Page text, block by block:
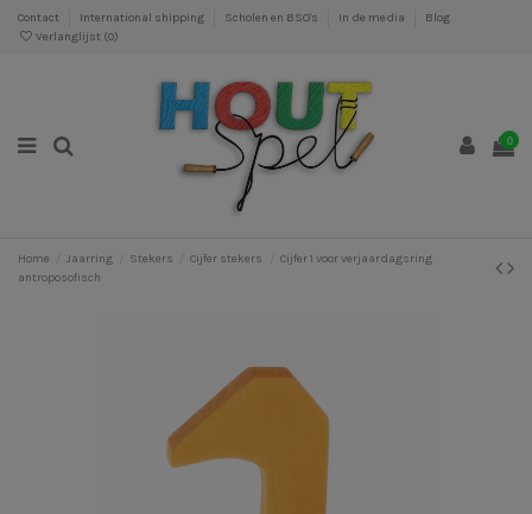
Contact International shipping Scholen en BSO's In de media
Blog
Verlanglijst (0)
0
Home Jaarring Stekers Cijfer stekers
Cijfer 1 voor verjaardagsring
antroposofisch